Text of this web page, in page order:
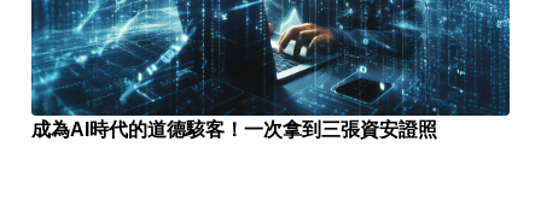
成為AI時代的道德駭客！一次拿到三張資安證照